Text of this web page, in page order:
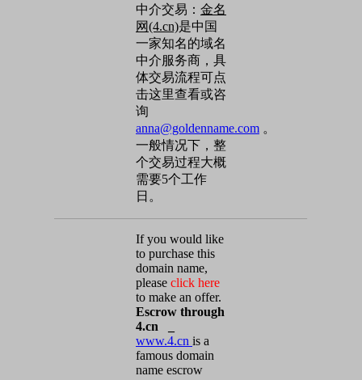
中介交易： 金名
网(4.cn)是中国
一家知名的域名
中介服务商，具
体交易流程可点
击这里查看或咨
询
anna@goldenname.com 。
一般情况下，整
个交易过程大概
需要5个工作
日。
If you would like
to purchase this
domain name,
please click here
to make an offer.
Escrow through
4.cn _
www.4.cn is a
famous domain
name escrow